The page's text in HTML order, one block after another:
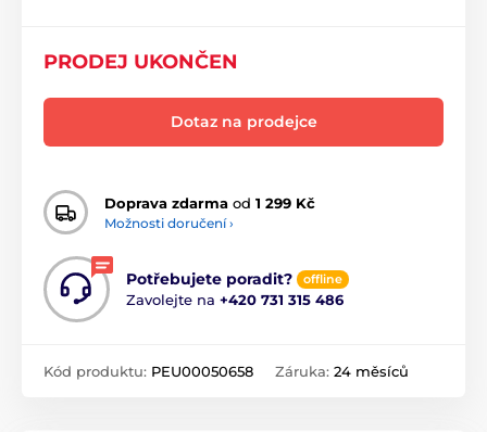
PRODEJ UKONČEN
Dotaz na prodejce
Doprava zdarma od 1 299 Kč
Možnosti doručení ›
Potřebujete poradit? offline
Zavolejte na +420 731 315 486
Kód produktu: PEU00050658 Záruka: 24 měsíců